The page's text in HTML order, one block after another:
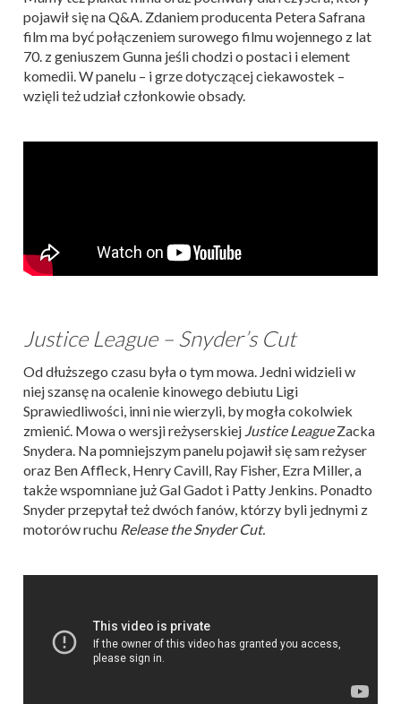
pojawił się na Q&A. Zdaniem producenta Petera Safrana
film ma być połączeniem surowego filmu wojennego z lat
70. z geniuszem Gunna jeśli chodzi o postaci i element
komedii. W panelu – i grze dotyczącej ciekawostek –
wzięli też udział członkowie obsady.
Justice League – Snyder’s Cut
Od dłuższego czasu była o tym mowa. Jedni widzieli w
niej szansę na ocalenie kinowego debiutu Ligi
Sprawiedliwości, inni nie wierzyli, by mogła cokolwiek
zmienić. Mowa o wersji reżyserskiej Justice LeagueZacka
Snydera. Na pomniejszym panelu pojawił się sam reżyser
oraz Ben Affleck, Henry Cavill, Ray Fisher, Ezra Miller, a
także wspomniane już Gal Gadot i Patty Jenkins. Ponadto
Snyder przepytał też dwóch fanów, którzy byli jednymi z
motorów ruchu Release the Snyder Cut.